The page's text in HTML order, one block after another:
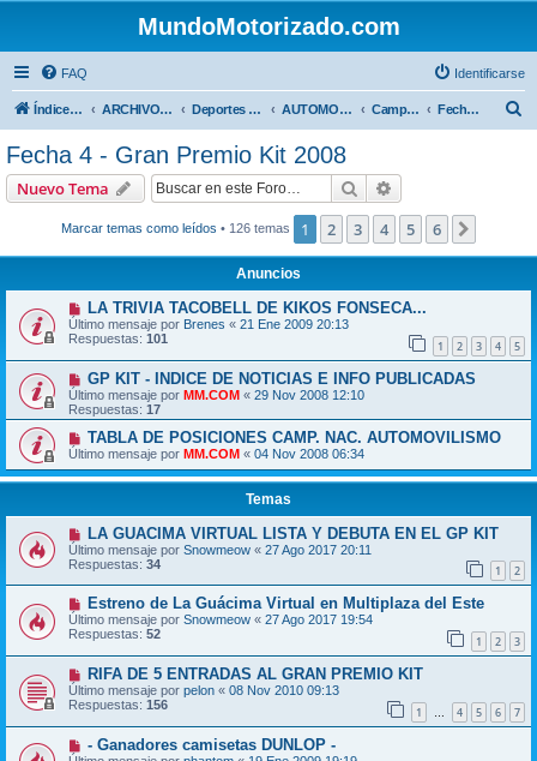
MundoMotorizado.com
FAQ Identificarse
Índice general ARCHIVO HASTA 2018 Deportes Internacionales AUTOMOVILISMO DE CENTROAMERICA Campeonato Centroamericano 2008 Fecha 4 - Gran Premio Kit 2008
Fecha 4 - Gran Premio Kit 2008
Nuevo Tema Buscar
Marcar temas como leídos • 126 temas 1 2 3 4 5 6
Anuncios
LA TRIVIA TACOBELL DE KIKOS FONSECA...
Último mensaje por Brenes « 21 Ene 2009 20:13
Respuestas: 101 1 2 3 4 5
GP KIT - INDICE DE NOTICIAS E INFO PUBLICADAS
Último mensaje por MM.COM « 29 Nov 2008 12:10
Respuestas: 17
TABLA DE POSICIONES CAMP. NAC. AUTOMOVILISMO
Último mensaje por MM.COM « 04 Nov 2008 06:34
Temas
LA GUACIMA VIRTUAL LISTA Y DEBUTA EN EL GP KIT
Último mensaje por Snowmeow « 27 Ago 2017 20:11
Respuestas: 34 1 2
Estreno de La Guácima Virtual en Multiplaza del Este
Último mensaje por Snowmeow « 27 Ago 2017 19:54
Respuestas: 52 1 2 3
RIFA DE 5 ENTRADAS AL GRAN PREMIO KIT
Último mensaje por pelon « 08 Nov 2010 09:13
Respuestas: 156 1 … 4 5 6 7
- Ganadores camisetas DUNLOP -